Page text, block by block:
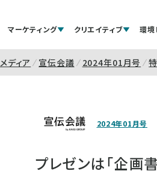
マーケティング クリエイティブ 環境
メディア 宣伝会議 2024年01月号
2024年01月号
プレゼンは「企画